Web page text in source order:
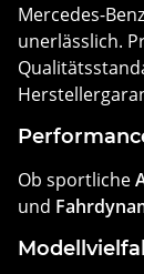
Mercedes-
unerlässlich.
Ob sportliche
und